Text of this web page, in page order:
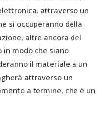
attraverso un
si occuperanno della
altre ancora del
in modo che siano
il materiale a un
attraverso un
a termine, che è un